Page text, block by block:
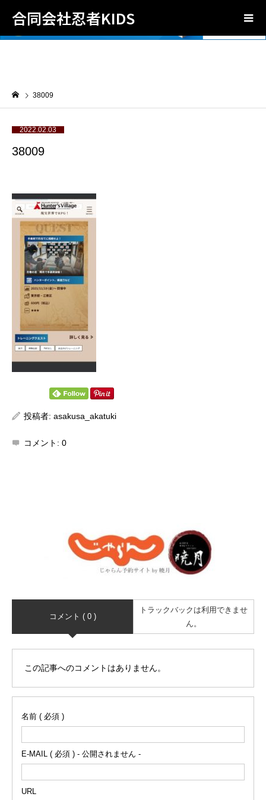
合同会社忍者KIDS
38009
2022.02.03
38009
投稿者: asakusa_akatuki
コメント: 0
コメント ( 0 )
トラックバックは利用できませ
ん。
この記事へのコメントはありません。
名前 ( 必須 )
E-MAIL ( 必須 ) - 公開されません -
URL